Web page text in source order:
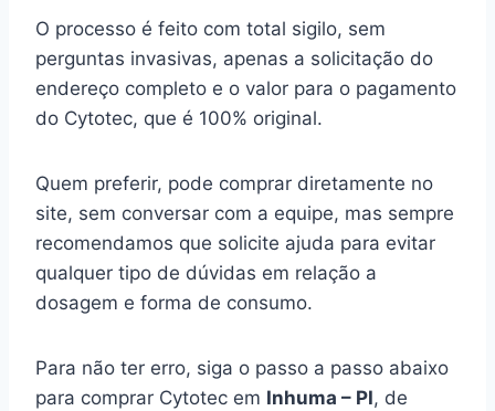
O processo é feito com total sigilo, sem
perguntas invasivas, apenas a solicitação do
endereço completo e o valor para o pagamento
do Cytotec, que é 100% original.
Quem preferir, pode comprar diretamente no
site, sem conversar com a equipe, mas sempre
recomendamos que solicite ajuda para evitar
qualquer tipo de dúvidas em relação a
dosagem e forma de consumo.
Para não ter erro, siga o passo a passo abaixo
para comprar Cytotec em Inhuma – PI, de